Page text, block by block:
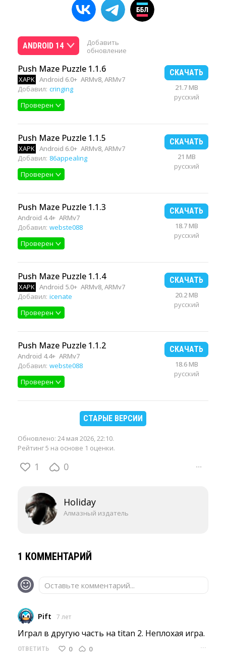
ANDROID 14
Добавить
обновление
Push Maze Puzzle 1.1.6
XAPK Android 6.0+ ARMv8, ARMv7
Добавил: cringing
Проверен
СКАЧАТЬ
21.7 MB
русский
Push Maze Puzzle 1.1.5
XAPK Android 6.0+ ARMv8, ARMv7
Добавил: 86appealing
Проверен
СКАЧАТЬ
21 MB
русский
Push Maze Puzzle 1.1.3
Android 4.4+ ARMv7
Добавил: webste088
Проверен
СКАЧАТЬ
18.7 MB
русский
Push Maze Puzzle 1.1.4
XAPK Android 5.0+ ARMv8, ARMv7
Добавил: icenate
Проверен
СКАЧАТЬ
20.2 MB
русский
Push Maze Puzzle 1.1.2
Android 4.4+ ARMv7
Добавил: webste088
Проверен
СКАЧАТЬ
18.6 MB
русский
СТАРЫЕ ВЕРСИИ
Обновлено: 24 мая 2026, 22:10.
Рейтинг 5 на основе 1 оценки.
1 0 ···
Holiday
Алмазный издатель
1 КОММЕНТАРИЙ
Оставьте комментарий...
Pift 7 лет
Играл в другую часть на titan 2. Неплохая игра.
ОТВЕТИТЬ 0 0 ···